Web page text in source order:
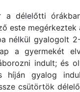
a délelőtti
este
nélkül gyalogolt
a gyermekét
indult; és
híján gyalog
csütörtök